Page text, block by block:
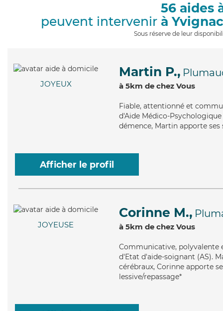
56 aides
peuvent intervenir à
Sous réserve de leur
JOYEUX
Martin P.,
à 5km de chez Vous
Fiable, attentionné et
d'Aide Médico-
démence, Martin apporte ses
Afficher le profil
JOYEUSE
Corinne M.,
à 5km de chez Vous
Communicative, polyvalente
d'Etat d'aide-soignant (AS).
cérébraux, Corinne apporte
lessive/repassage*